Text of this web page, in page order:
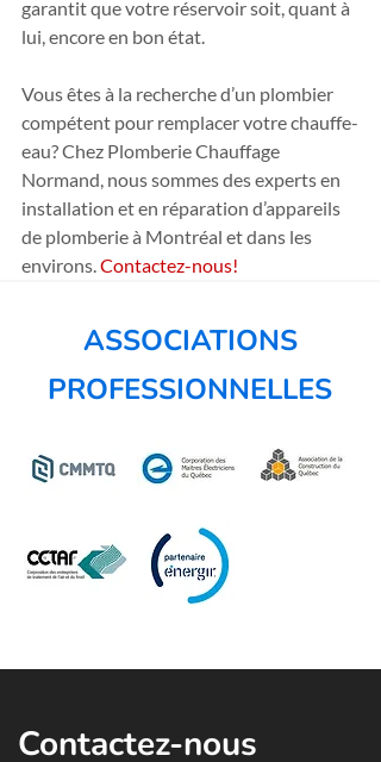
garantit que votre réservoir soit, quant à
lui, encore en bon état.
Vous êtes à la recherche d’un plombier
compétent pour remplacer votre chauffe-
eau? Chez Plomberie Chauffage
Normand, nous sommes des experts en
installation et en réparation d’appareils
de plomberie à Montréal et dans les
environs. Contactez-nous!
ASSOCIATIONS
PROFESSIONNELLES
Contactez-nous